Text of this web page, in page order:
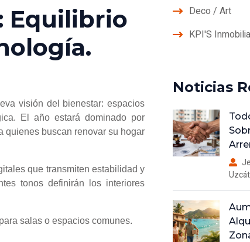
Equilibrio
visión del bienestar: espacios
El año estará dominado por
quienes buscan renovar su hogar
que transmiten estabilidad y
tonos definirán los interiores
salas o espacios comunes.
Deco / Art
KPI'S
Noticias